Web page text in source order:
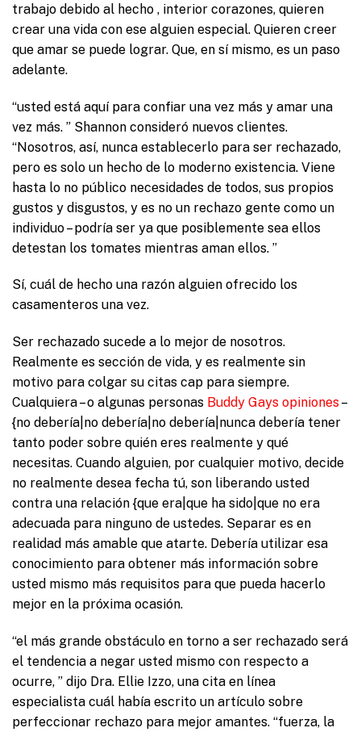
trabajo debido al hecho , interior corazones, quieren
crear una vida con ese alguien especial. Quieren creer
que amar se puede lograr. Que, en sí mismo, es un paso
adelante.
“usted está aquí para confiar una vez más y amar una
vez más. ” Shannon consideró nuevos clientes.
“Nosotros, así, nunca establecerlo para ser rechazado,
pero es solo un hecho de lo moderno existencia. Viene
hasta lo no público necesidades de todos, sus propios
gustos y disgustos, y es no un rechazo gente como un
individuo – podría ser ya que posiblemente sea ellos
detestan los tomates mientras aman ellos. ”
Sí, cuál de hecho una razón alguien ofrecido los
casamenteros una vez.
Ser rechazado sucede a lo mejor de nosotros.
Realmente es sección de vida, y es realmente sin
motivo para colgar su citas cap para siempre.
Cualquiera – o algunas personas Buddy Gays opiniones–
{no debería|no debería|no debería|nunca debería tener
tanto poder sobre quién eres realmente y qué
necesitas. Cuando alguien, por cualquier motivo, decide
no realmente desea fecha tú, son liberando usted
contra una relación {que era|que ha sido|que no era
adecuada para ninguno de ustedes. Separar es en
realidad más amable que atarte. Debería utilizar esa
conocimiento para obtener más información sobre
usted mismo más requisitos para que pueda hacerlo
mejor en la próxima ocasión.
“el más grande obstáculo en torno a ser rechazado será
el tendencia a negar usted mismo con respecto a
ocurre, ” dijo Dra. Ellie Izzo, una cita en línea
especialista cuál había escrito un artículo sobre
perfeccionar rechazo para mejor amantes. “fuerza, la